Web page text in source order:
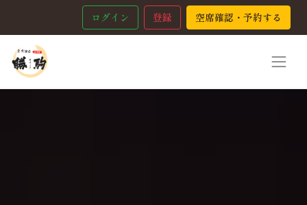
ログイン 登録 空席確認・予約する